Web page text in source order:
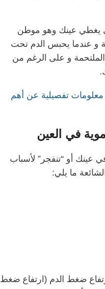
يغطي عينك وهو موطن
و عندما يحبس الدم تحت
و على الرغم من
تفصيلية عن أهم
في العين
عينك أو “تنفجر” لأسباب
ما يلي:
ضغط الدم (ارتفاع ضغط